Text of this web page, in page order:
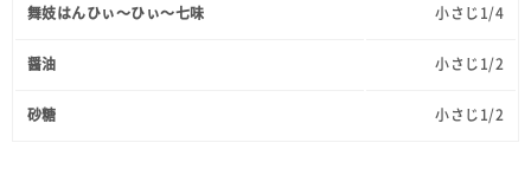
舞妓はんひぃ～ひぃ～七味 小さじ1/4
醤油 小さじ1/2
砂糖 小さじ1/2